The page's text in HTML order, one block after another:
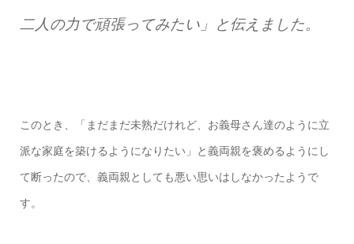
二人の力で頑張ってみたい」と伝えました。
このとき、「まだまだ未熟だけれど、お義母さん達のように立
派な家庭を築けるようになりたい」と義両親を褒めるようにし
て断ったので、義両親としても悪い思いはしなかったようで
す。